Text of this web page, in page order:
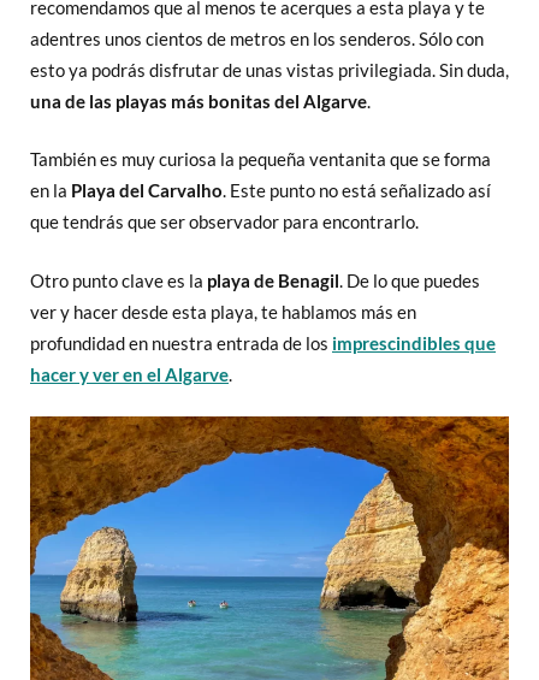
recomendamos que al menos te acerques a esta playa y te
adentres unos cientos de metros en los senderos. Sólo con
esto ya podrás disfrutar de unas vistas privilegiada. Sin duda,
una de las playas más bonitas del Algarve.
También es muy curiosa la pequeña ventanita que se forma
en la Playa del Carvalho. Este punto no está señalizado así
que tendrás que ser observador para encontrarlo.
Otro punto clave es la playa de Benagil. De lo que puedes
ver y hacer desde esta playa, te hablamos más en
profundidad en nuestra entrada de los imprescindibles que
hacer y ver en el Algarve.